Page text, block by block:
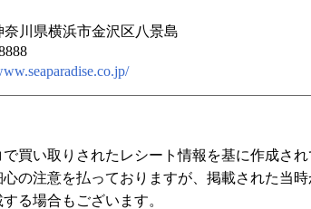
奈川県横浜市金沢区八景島
で買い取りされたレシート情報を基に作成され
の注意を払っておりますが、掲載された当
る場合もございます。